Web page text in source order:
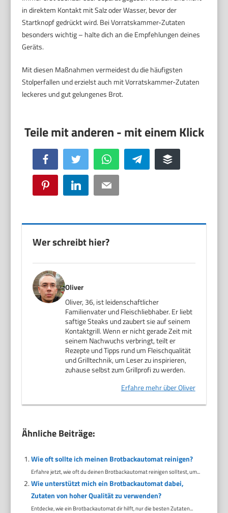
in direktem Kontakt mit Salz oder Wasser, bevor der
Startknopf gedrückt wird. Bei Vorratskammer-Zutaten
besonders wichtig – halte dich an die Empfehlungen deines
Geräts.
Mit diesen Maßnahmen vermeidest du die häufigsten
Stolperfallen und erzielst auch mit Vorratskammer-Zutaten
leckeres und gut gelungenes Brot.
Facebook Twitter WhatsApp Telegram Buffer
Pinterest LinkedIn Email
Wer schreibt hier?
Oliver
Oliver, 36, ist leidenschaftlicher
Familienvater und Fleischliebhaber. Er liebt
saftige Steaks und zaubert sie auf seinem
Kontaktgrill. Wenn er nicht gerade Zeit mit
seinem Nachwuchs verbringt, teilt er
Rezepte und Tipps rund um Fleischqualität
und Grilltechnik, um Leser zu inspirieren,
zuhause selbst zum Grillprofi zu werden.
Erfahre mehr über Oliver
Ähnliche Beiträge:
Wie oft sollte ich meinen Brotbackautomat reinigen?
Erfahre jetzt, wie oft du deinen Brotbackautomat reinigen solltest, um...
Wie unterstützt mich ein Brotbackautomat dabei,
Zutaten von hoher Qualität zu verwenden?
Entdecke, wie ein Brotbackautomat dir hilft, nur die besten Zutaten...